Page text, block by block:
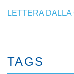
LETTERA
TAGS